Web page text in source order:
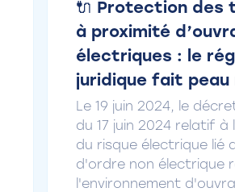
🔌 Protection des
à proximité
électriques : le
juridique fait peau
Le 19 juin 2024, le
du 17 juin 2024 relatif à
du risque électrique lié
d'ordre non électrique
l'environnement